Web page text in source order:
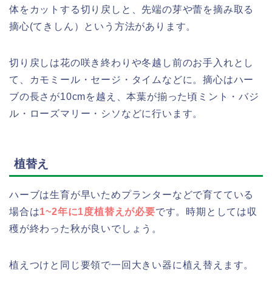
体をカットする切り戻しと、先端の芽や蕾を摘み取る
摘心(てきしん）という方法があります。
切り戻しは花の咲き終わりや冬越し前のお手入れとし
て、カモミール・セージ・タイムなどに。摘心はハー
ブの長さが10cmを越え、本葉が揃った頃ミント・バジ
ル・ローズマリー・シソなどに行います。
植替え
ハーブは生育が早いためプランターなどで育てている
場合は1~2年に1度植替えが必要です。時期としては収
穫が終わった秋が良いでしょう。
植えつけと同じ要領で一回大きい器に植え替えます。